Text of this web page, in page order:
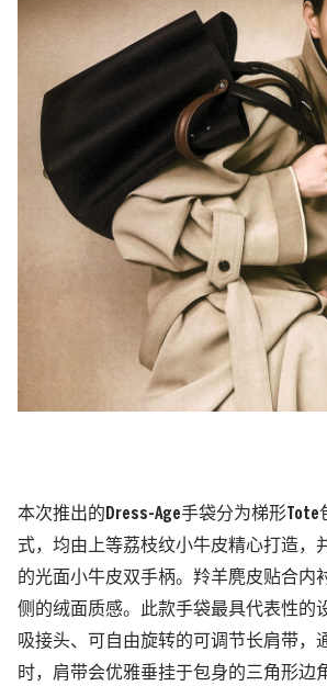
本次推出的Dress-Age手袋分为梯形Tote
式，均由上等荔枝纹小牛皮精心打造，
的光面小牛皮双手柄。羚羊麂皮贴合内
侧的绒面质感。此款手袋最具代表性的
吸接头、可自由旋转的可调节长肩带，
时，肩带会优雅垂挂于包身的三角形边